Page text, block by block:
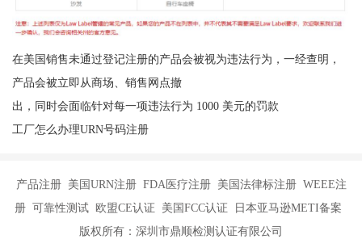
在美国销售未通过登记注册的产品会被视为违法行为，一经查明，
产品会被立即从商场、销售网点撤
出，同时会面临针对每一项违法行为 1000 美元的罚款
工厂怎么办理URN号码注册
产品注册 美国URN注册 FDA医疗注册 美国法律标注册 WEEE注
册 可靠性测试 欧盟CE认证 美国FCC认证 日本亚马逊METI备案
版权所有：深圳市鼎顺检测认证有限公司